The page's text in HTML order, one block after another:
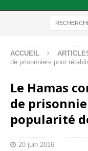
ACCUEIL
de prisonniers pour
Le Hamas
de
popularité
20 juin 2016